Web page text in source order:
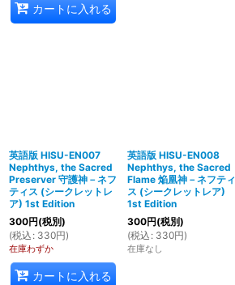
カートに入れる
英語版 HISU-EN007
Nephthys, the Sacred
Preserver 守護神－ネフ
ティス (シークレットレ
ア) 1st Edition
300円(税別)
(税込 : 330円)
在庫わずか
カートに入れる
英語版 HISU-EN008
Nephthys, the Sacred
Flame 焔凰神－ネフティ
ス (シークレットレア)
1st Edition
300円(税別)
(税込 : 330円)
在庫なし